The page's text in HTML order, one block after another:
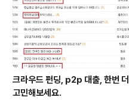
크라우드 펀딩, p2p 대출, 한번 더
고민해보세요.